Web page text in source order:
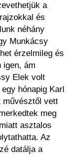
a
és
néhány
Munkácsy
érzelmileg és
igen, ám
Elek volt
hónapig Karl
művésztől vett
meg
asztalos
Az
datálja a